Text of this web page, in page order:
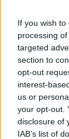
If you wish
processing
targeted
section to
opt-out
interest-
us or
your opt-out.
disclosure of
IAB’s list of
Εθνική
μεγάλων
29.07.2026, 09:39
ΣΧΟΛΙΑ